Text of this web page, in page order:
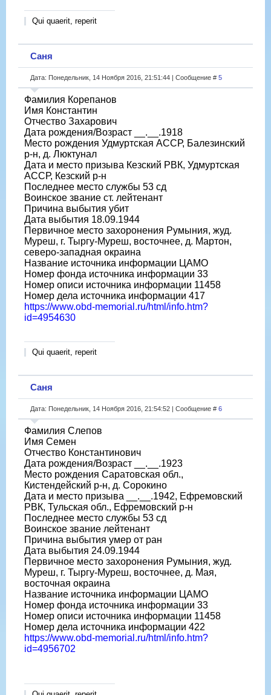
Qui quaerit, reperit
Саня
Дата: Понедельник, 14 Ноября 2016, 21:51:44 | Сообщение # 5
Фамилия Корепанов
Имя Константин
Отчество Захарович
Дата рождения/Возраст __.__.1918
Место рождения Удмуртская АССР, Балезинский
р-н, д. Люктунал
Дата и место призыва Кезский РВК, Удмуртская
АССР, Кезский р-н
Последнее место службы 53 сд
Воинское звание ст. лейтенант
Причина выбытия убит
Дата выбытия 18.09.1944
Первичное место захоронения Румыния, жуд.
Муреш, г. Тыргу-Муреш, восточнее, д. Мартон,
северо-западная окраина
Название источника информации ЦАМО
Номер фонда источника информации 33
Номер описи источника информации 11458
Номер дела источника информации 417
https://www.obd-memorial.ru/html/info.htm?
id=4954630
Qui quaerit, reperit
Саня
Дата: Понедельник, 14 Ноября 2016, 21:54:52 | Сообщение # 6
Фамилия Слепов
Имя Семен
Отчество Константинович
Дата рождения/Возраст __.__.1923
Место рождения Саратовская обл.,
Кистендейский р-н, д. Сорокино
Дата и место призыва __.__.1942, Ефремовский
РВК, Тульская обл., Ефремовский р-н
Последнее место службы 53 сд
Воинское звание лейтенант
Причина выбытия умер от ран
Дата выбытия 24.09.1944
Первичное место захоронения Румыния, жуд.
Муреш, г. Тыргу-Муреш, восточнее, д. Мая,
восточная окраина
Название источника информации ЦАМО
Номер фонда источника информации 33
Номер описи источника информации 11458
Номер дела источника информации 422
https://www.obd-memorial.ru/html/info.htm?
id=4956702